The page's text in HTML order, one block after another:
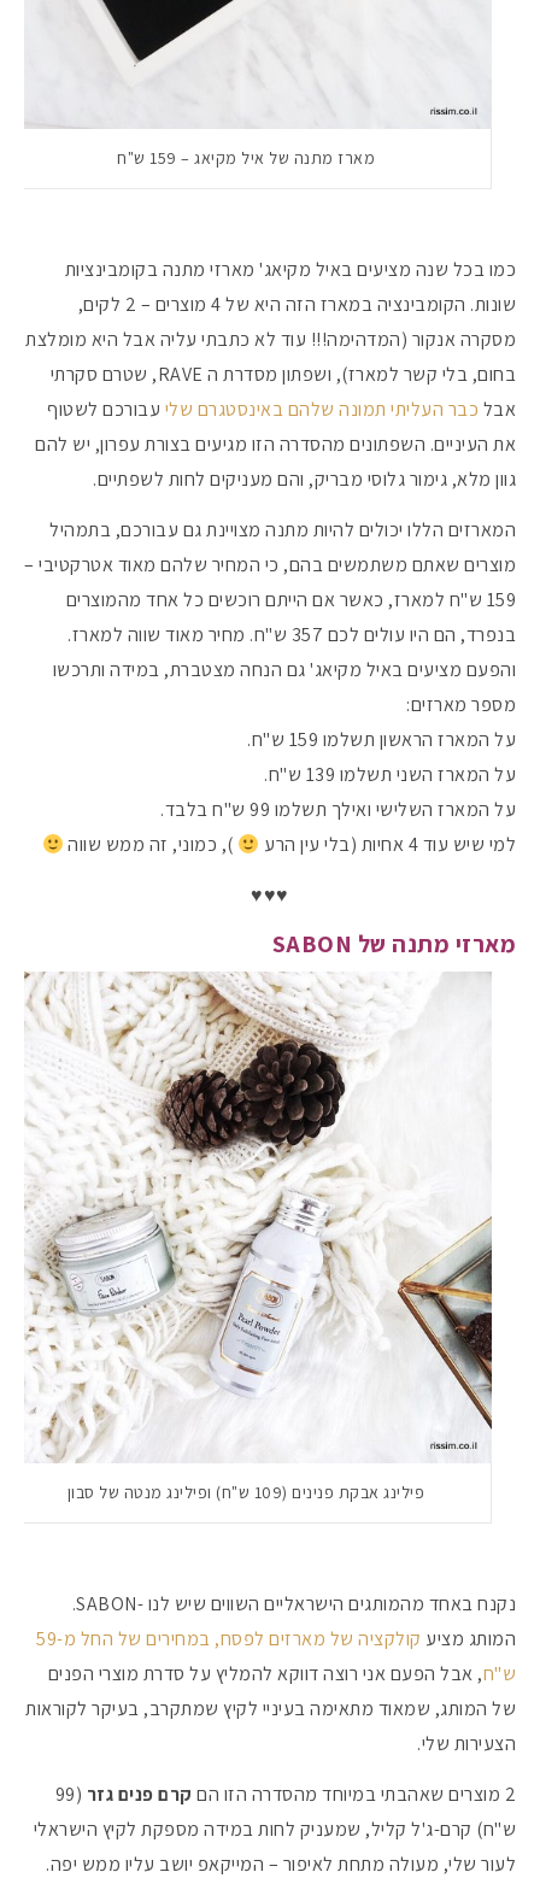
מארז מתנה של איל מקיאג – 159 ש"ח
כמו בכל שנה מציעים באיל מקיאג' מארזי מתנה בקומבינציות
שונות. הקומבינציה במארז הזה היא של 4 מוצרים – 2 לקים,
מסקרה אנקור (המדהימה!!! עוד לא כתבתי עליה אבל היא מומלצת
בחום, בלי קשר למארז), ושפתון מסדרת ה RAVE, שטרם סקרתי
אבל כבר העליתי תמונה שלהם באינסטגרם שלי עבורכם לשטוף
את העיניים. השפתונים מהסדרה הזו מגיעים בצורת עפרון, יש להם
גוון מלא, גימור גלוסי מבריק, והם מעניקים לחות לשפתיים.
המארזים הללו יכולים להיות מתנה מצויינת גם עבורכם, בתמהיל
מוצרים שאתם משתמשים בהם, כי המחיר שלהם מאוד אטרקטיבי –
159 ש"ח למארז, כאשר אם הייתם רוכשים כל אחד מהמוצרים
בנפרד, הם היו עולים לכם 357 ש"ח. מחיר מאוד שווה למארז.
והפעם מציעים באיל מקיאג' גם הנחה מצטברת, במידה ותרכשו
מספר מארזים:
על המארז הראשון תשלמו 159 ש"ח.
על המארז השני תשלמו 139 ש"ח.
על המארז השלישי ואילך תשלמו 99 ש"ח בלבד.
למי שיש עוד 4 אחיות (בלי עין הרע
), כמוני, זה ממש שווה
♥♥♥
מארזי מתנה של SABON
פילינג אבקת פנינים (109 ש"ח) ופילינג מנטה של סבון
נקנח באחד מהמותגים הישראליים השווים שיש לנו -SABON.
המותג מציע
קולקציה של מארזים לפסח, במחירים של החל מ-59
ש"ח, אבל הפעם אני רוצה דווקא להמליץ על סדרת מוצרי הפנים
של המותג, שמאוד מתאימה בעיניי לקיץ שמתקרב, בעיקר לקוראות
הצעירות שלי.
2 מוצרים שאהבתי במיוחד מהסדרה הזו הם
קרם פנים גזר (99
ש"ח) קרם-ג'ל קליל, שמעניק לחות במידה מספקת לקיץ הישראלי
לעור שלי, מעולה מתחת לאיפור – המייקאפ יושב עליו ממש יפה.